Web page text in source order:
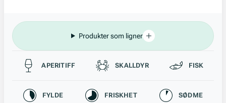
Produkter som ligner
Passer til
APERITIFF SKALLDYR FISK
Karakteristikk
FYLDE FRISKHET SØDME